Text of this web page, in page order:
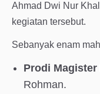
Ahmad Dwi Nur
kegiatan tersebut.
Sebanyak enam
Prodi Magister
Rohman.